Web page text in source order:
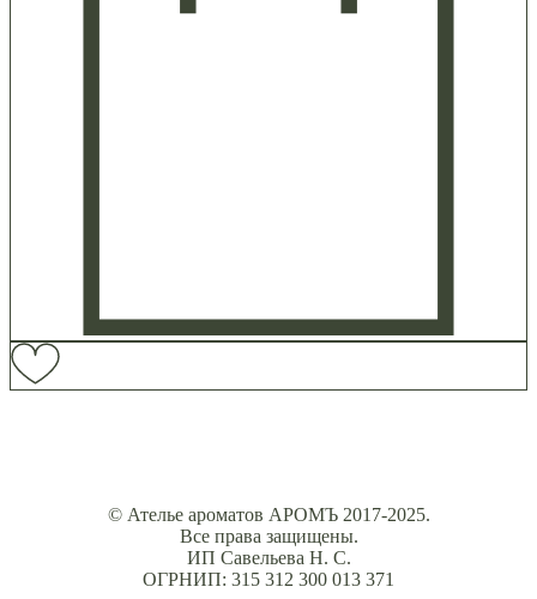
© Ателье ароматов АРОМЪ 2017-2025.
Все права защищены.
ИП Савельева Н. С.
ОГРНИП: 315 312 300 013 371